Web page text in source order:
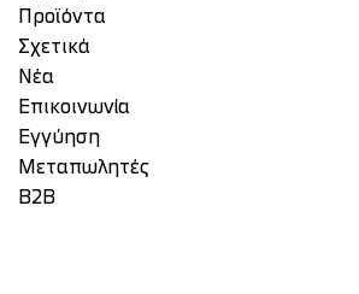
Προϊόντα
Σχετικά
Νέα
Επικοινωνία
Eγγύηση
Μεταπωλητές
Β2Β